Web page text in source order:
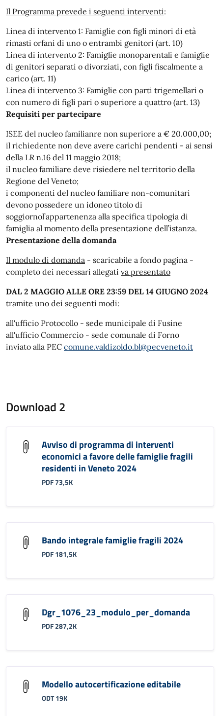
Il Programma prevede i seguenti interventi:
Linea di intervento 1: Famiglie con figli minori di età
rimasti orfani di uno o entrambi genitori (art. 10)
Linea di intervento 2: Famiglie monoparentali e famiglie
di genitori separati o divorziati, con figli fiscalmente a
carico (art. 11)
Linea di intervento 3: Famiglie con parti trigemellari o
con numero di figli pari o superiore a quattro (art. 13)
Requisiti per partecipare
ISEE del nucleo familianre non superiore a € 20.000,00;
il richiedente non deve avere carichi pendenti - ai sensi
della LR n.16 del 11 maggio 2018;
il nucleo familiare deve risiedere nel territorio della
Regione del Veneto;
i componenti del nucleo familiare non-comunitari
devono possedere un idoneo titolo di
soggiornol’appartenenza alla specifica tipologia di
famiglia al momento della presentazione dell’istanza.
Presentazione della domanda
Il modulo di domanda - scaricabile a fondo pagina -
completo dei necessari allegati va presentato
DAL 2 MAGGIO ALLE ORE 23:59 DEL 14 GIUGNO 2024
tramite uno dei seguenti modi:
all'ufficio Protocollo - sede municipale di Fusine
all'ufficio Commercio - sede comunale di Forno
inviato alla PEC comune.valdizoldo.bl@pecveneto.it
Download 2
Avviso di programma di interventi
economici a favore delle famiglie fragili
residenti in Veneto 2024
PDF 73,5K
Bando integrale famiglie fragili 2024
PDF 181,5K
Dgr_1076_23_modulo_per_domanda
PDF 287,2K
Modello autocertificazione editabile
ODT 19K